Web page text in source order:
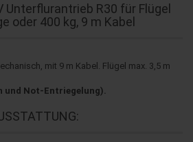
Un­ter­flur­an­trieb R30 für Flü­gel
oder 400 kg, 9 m Kabel
mit 9 m Kabel. Flügel max. 3,5 m
und Not-Entriegelung).